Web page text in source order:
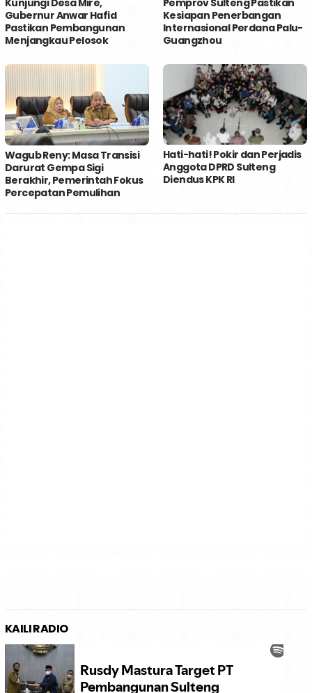
Gubernur Anwar Hafid
Pastikan Pembangunan
Menjangkau Pelosok
Kesiapan Penerbangan
Internasional Perdana Palu-
Guangzhou
Wagub Reny: Masa Transisi
Darurat Gempa Sigi
Berakhir, Pemerintah Fokus
Percepatan Pemulihan
Hati-hati! Pokir dan Perjadis
Anggota DPRD Sulteng
Diendus KPK RI
KAILI RADIO